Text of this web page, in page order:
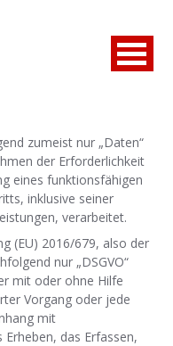
zumeist nur „Daten“
der Erforderlichkeit
eines funktionsfähigen
inklusive seiner
verarbeitet.
(EU) 2016/679, also der
nur „DSGVO“
mit oder ohne Hilfe
Vorgang oder jede
mit
das Erfassen,